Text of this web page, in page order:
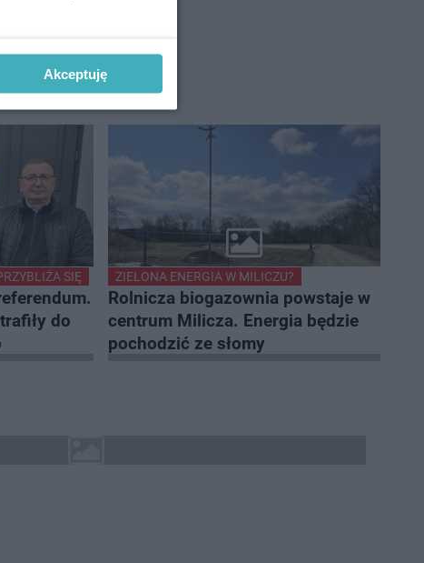
SIĘ
do
ZIELONA ENERGIA W MILICZU?
Rolnicza biogazownia powstaje w
centrum Milicza. Energia będzie
pochodzić ze słomy
Akceptuję